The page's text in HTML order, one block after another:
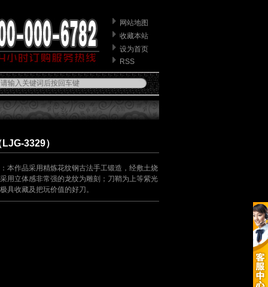
网站地图
收藏本站
设为首页
RSS
3329）
本作品采用精炼花纹钢古法手工锻造，经敷土烧
用立体感非常强的龙纹为雕刻；刀鞘为上等紫光
具收藏及把玩价值的好刀。